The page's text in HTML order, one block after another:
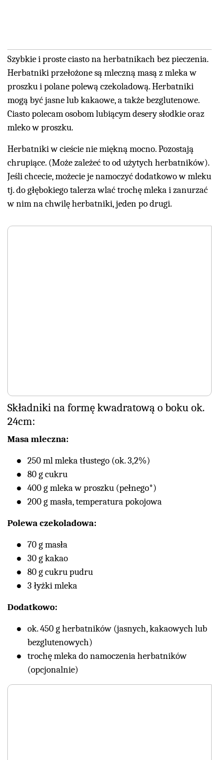
Szybkie i proste ciasto na herbatnikach bez pieczenia.
Herbatniki przełożone są mleczną masą z mleka w
proszku i polane polewą czekoladową. Herbatniki
mogą być jasne lub kakaowe, a także bezglutenowe.
Ciasto polecam osobom lubiącym desery słodkie oraz
mleko w proszku.
Herbatniki w cieście nie miękną mocno. Pozostają
chrupiące. (Może zależeć to od użytych herbatników).
Jeśli chcecie, możecie je namoczyć dodatkowo w mleku
tj. do głębokiego talerza wlać trochę mleka i zanurzać
w nim na chwilę herbatniki, jeden po drugi.
Składniki na formę kwadratową o boku ok.
24cm:
Masa mleczna:
250 ml mleka tłustego (ok. 3,2%)
80 g cukru
400 g mleka w proszku (pełnego*)
200 g masła, temperatura pokojowa
Polewa czekoladowa:
70 g masła
30 g kakao
80 g cukru pudru
3 łyżki mleka
Dodatkowo:
ok. 450 g herbatników (jasnych, kakaowych lub
bezglutenowych)
trochę mleka do namoczenia herbatników
(opcjonalnie)